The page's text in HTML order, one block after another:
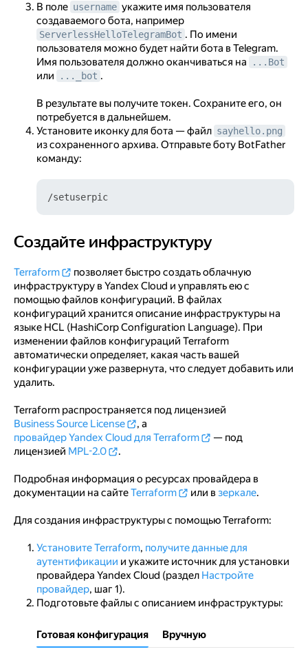
В поле username укажите имя пользователя
создаваемого бота, например
ServerlessHelloTelegramBot . По имени
пользователя можно будет найти бота в Telegram.
Имя пользователя должно оканчиваться на
...Bot
или ..._bot .
В результате вы получите токен. Сохраните его, он
потребуется в дальнейшем.
Установите иконку для бота — файл sayhello.png
из сохраненного архива. Отправьте боту BotFather
команду:
Создайте инфраструктуру
Создайте инфраструктуру
Terraform
позволяет быстро создать облачную
инфраструктуру в Yandex Cloud и управлять ею с
помощью файлов конфигураций. В файлах
конфигураций хранится описание инфраструктуры на
языке HCL (HashiCorp Configuration Language). При
изменении файлов конфигураций Terraform
автоматически определяет, какая часть вашей
конфигурации уже развернута, что следует добавить или
удалить.
Terraform распространяется под лицензией
Business Source License
, а
провайдер Yandex Cloud для Terraform
— под
лицензией MPL-2.0 .
Подробная информация о ресурсах провайдера в
документации на сайтеTerraform или взеркале.
Для создания инфраструктуры с помощью Terraform:
Установите Terraform, получите данные для
аутентификации и укажите источник для установки
провайдера Yandex Cloud (раздел Настройте
провайдер, шаг 1).
Подготовьте файлы с описанием инфраструктуры:
Готовая конфигурация Вручную